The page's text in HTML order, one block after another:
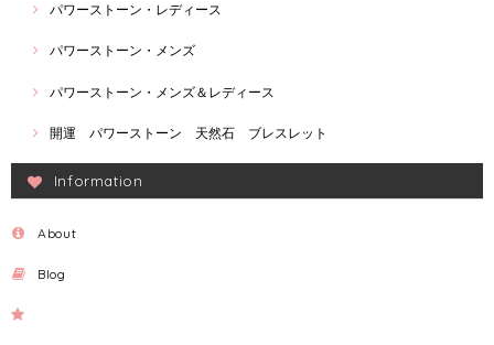
パワーストーン・レディース
パワーストーン・メンズ
パワーストーン・メンズ＆レディース
開運 パワーストーン 天然石 ブレスレット
Information
About
Blog